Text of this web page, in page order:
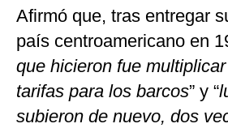
Afirmó que, tras entregar
país centroamericano en
que hicieron fue
tarifas para los barcos” y “
subieron de nuevo, dos